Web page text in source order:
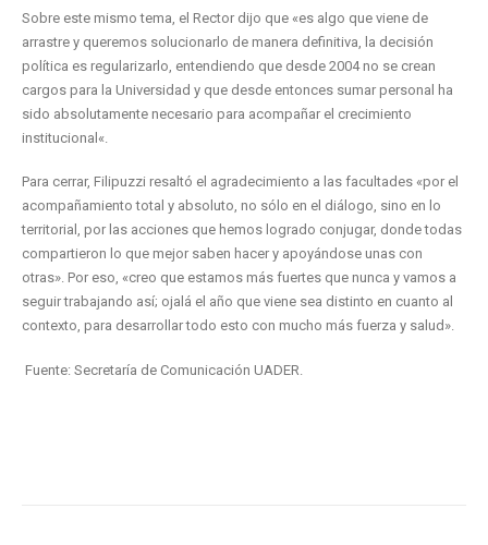
Sobre este mismo tema, el Rector dijo que «es algo que viene de
arrastre y queremos solucionarlo de manera definitiva, la decisión
política es regularizarlo, entendiendo que desde 2004 no se crean
cargos para la Universidad y que desde entonces sumar personal ha
sido absolutamente necesario para acompañar el crecimiento
institucional«.
Para cerrar, Filipuzzi resaltó el agradecimiento a las facultades «por el
acompañamiento total y absoluto, no sólo en el diálogo, sino en lo
territorial, por las acciones que hemos logrado conjugar, donde todas
compartieron lo que mejor saben hacer y apoyándose unas con
otras». Por eso, «creo que estamos más fuertes que nunca y vamos a
seguir trabajando así; ojalá el año que viene sea distinto en cuanto al
contexto, para desarrollar todo esto con mucho más fuerza y salud».
Fuente: Secretaría de Comunicación UADER.